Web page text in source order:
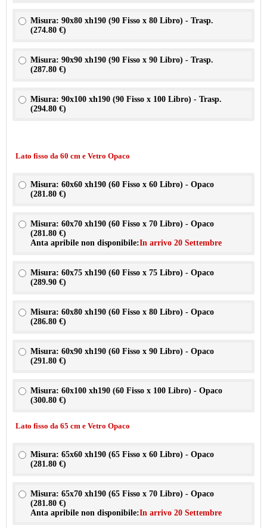
Misura: 90x80 xh190 (90 Fisso x 80 Libro) - Trasp.
(274.80 €)
Misura: 90x90 xh190 (90 Fisso x 90 Libro) - Trasp.
(287.80 €)
Misura: 90x100 xh190 (90 Fisso x 100 Libro) - Trasp.
(294.80 €)
Lato fisso da 60 cm e Vetro Opaco
Misura: 60x60 xh190 (60 Fisso x 60 Libro) - Opaco
(281.80 €)
Misura: 60x70 xh190 (60 Fisso x 70 Libro) - Opaco
(281.80 €)
Anta apribile non disponibile:In arrivo 20 Settembre
Misura: 60x75 xh190 (60 Fisso x 75 Libro) - Opaco
(289.90 €)
Misura: 60x80 xh190 (60 Fisso x 80 Libro) - Opaco
(286.80 €)
Misura: 60x90 xh190 (60 Fisso x 90 Libro) - Opaco
(291.80 €)
Misura: 60x100 xh190 (60 Fisso x 100 Libro) - Opaco
(300.80 €)
Lato fisso da 65 cm e Vetro Opaco
Misura: 65x60 xh190 (65 Fisso x 60 Libro) - Opaco
(281.80 €)
Misura: 65x70 xh190 (65 Fisso x 70 Libro) - Opaco
(281.80 €)
Anta apribile non disponibile:In arrivo 20 Settembre